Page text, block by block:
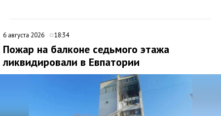
6 августа 2026 18:34
Пожар на балконе седьмого этажа
ликвидировали в Евпатории